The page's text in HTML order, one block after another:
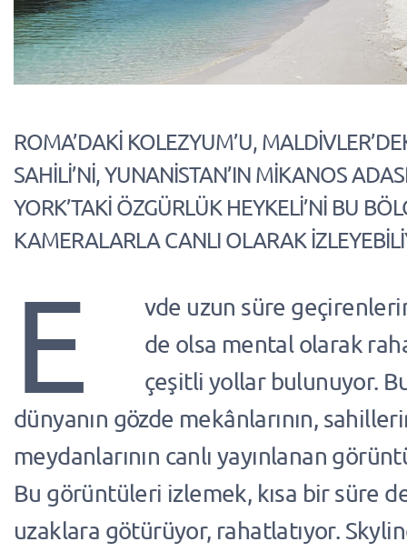
ROMA’DAKİ KOLEZYUM’U,
SAHİLİ’Nİ, YUNANİSTAN’IN MİKANOS
YORK’TAKİ ÖZGÜRLÜK HEYKELİ’Nİ BU
KAMERALARLA CANLI OLARAK
E
vde uzun süre
de olsa mental olarak
çeşitli yollar bulunuyor.
dünyanın gözde mekânlarının,
meydanlarının canlı yayınlanan
Bu görüntüleri izlemek, kısa bir süre
uzaklara götürüyor, rahatlatıyor.